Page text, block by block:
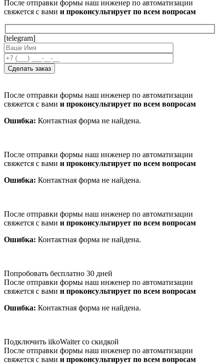
После отправки формы наш инженер по автоматизации
свяжется с вами и проконсультирует по всем вопросам
[telegram]
После отправки формы наш инженер по автоматизации
свяжется с вами и проконсультирует по всем вопросам
Ошибка: Контактная форма не найдена.
После отправки формы наш инженер по автоматизации
свяжется с вами и проконсультирует по всем вопросам
Ошибка: Контактная форма не найдена.
После отправки формы наш инженер по автоматизации
свяжется с вами и проконсультирует по всем вопросам
Ошибка: Контактная форма не найдена.
Попробовать бесплатно 30 дней
После отправки формы наш инженер по автоматизации
свяжется с вами и проконсультирует по всем вопросам
Ошибка: Контактная форма не найдена.
Подключить iikoWaiter со скидкой
После отправки формы наш инженер по автоматизации
свяжется с вами и проконсультирует по всем вопросам